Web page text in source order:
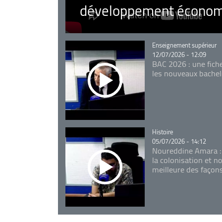
développement
Catégorie
Enseignement supérieur
12/07/2026 - 12:09
BAC 2026 : une
les nouveaux
Catégorie
Histoire
05/07/2026 - 14:12
Noureddine Amara
la colonisation et
meilleure des